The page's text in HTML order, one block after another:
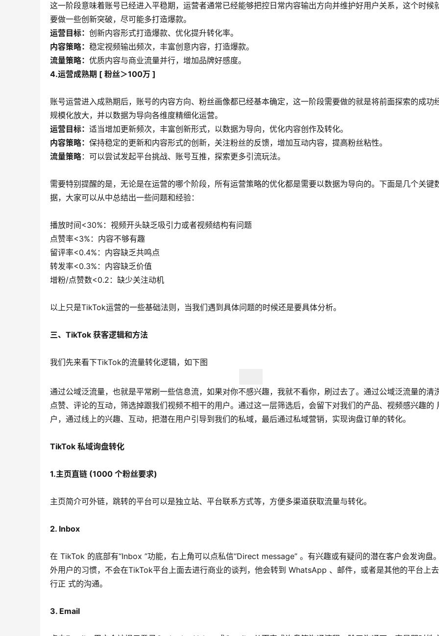
这一阶段意味着账号已经进入平稳期，运营者通常已经能够把控日常内容输出方向并维护好用户关系，这个时候
要做一些创新突破，尽可能多打造爆款。
运营目标： 创新内容形式打造爆款、优化提升转化率。
内容策略： 稳定视频输出频次，丰富创意内容，打造爆款。
流量策略： 优质内容与商业流量并行，增加品牌好感度。
4.运营成熟期 [ 粉丝＞100万 ]
账号运营进入成熟期后，账号的内容方向、粉丝画像都已经基本确定，这一阶段需要做的就是将前面探索的成功
规模化放大，并以数据为导向各维度精细化运营。
运营目标： 适当增加更新频次，丰富创新形式，以数据为导向，优化内容创作及转化。
内容策略： 保持稳定的更新和内容形式的创新，关注粉丝的反馈，增加互动内容，提高粉丝粘性。
流量策略：可以尝试发起平台挑战、账号互推，探索更多引流玩法。
需要特别提醒的是，无论是在运营的哪个阶段，所有运营策略的优化都是需要以数据为导向的。下面是几个关键
据，大家可以从中总结出一些问题和经验：
播放时间<30%：视频开头缺乏吸引力或者视频结构有问题
点赞率<3%：内容不够有趣
留评率<0.4%：内容缺乏共鸣点
转发率<0.3%：内容缺乏价值
增粉/点赞数<0.2：缺少关注动机
以上只是TikTok运营的一些基础法则，当我们遇到具体问题的时候还是要具体分析。
三、TikTok 获客逻辑和方法
我们先来看下TikTok的流量转化逻辑，如下图
通过公域泛流量，也就是平常刷一些信息流，如果对你不感兴趣，我就不看你，刷过去了。通过公域泛流量的清
点赞、评论的互动，筛选掉跟我们视频不相干的用户。通过这一层筛选后，会留下对我们的产品、视频感兴趣的
户，通过线上的兴趣、互动，把潜在用户引导到我们的私域，最后通过私域营销，实现询盘订单的转化。
TikTok 私域询盘转化
1.主页直链 (1000 个粉丝要求)
主页简介可外链，跳转的平台可以是独立站、平台联系方式等，方便多渠道获取流量与转化。
2. Inbox
在 TikTok 的底部有“Inbox ”功能，右上角可以点私信“Direct message” 。有兴趣或有疑问的潜在客户会发询盘
外用户的习惯，不会在TikTok平台上面去进行商业的谈判，他会转到 WhatsApp 、邮件，或者是其他的平台上
行正 式的沟通。
3. Email